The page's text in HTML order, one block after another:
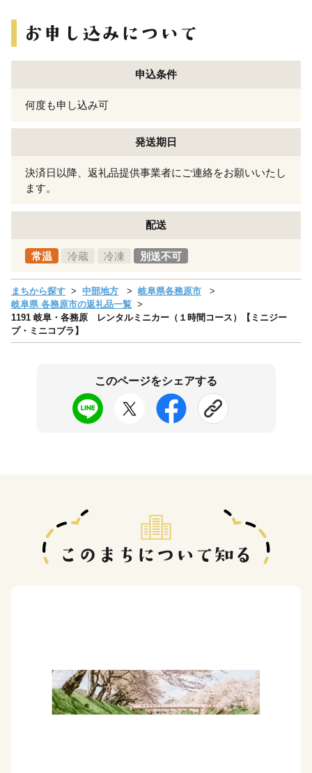
申込条件
何度も申し込み可
発送期日
決済日以降、返礼品提供事業者にご連絡をお願いいたし
ます。
配送
常温 冷蔵 冷凍 別送不可
まちから探す 中部地方
岐阜県各務原市
岐阜県 各務原市の返礼品一覧
1191 岐阜・各務原 レンタルミニカー（１時間コース）【ミニジー
プ・ミニコブラ】
このページをシェアする